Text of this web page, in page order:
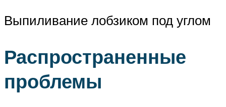
Выпиливание лобзиком под углом
Распространенные
проблемы